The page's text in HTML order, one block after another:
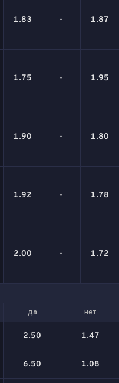
1.83 - 1.87
1.75 - 1.95
1.90 - 1.80
1.92 - 1.78
2.00 - 1.72
да нет
2.50 1.47
6.50 1.08